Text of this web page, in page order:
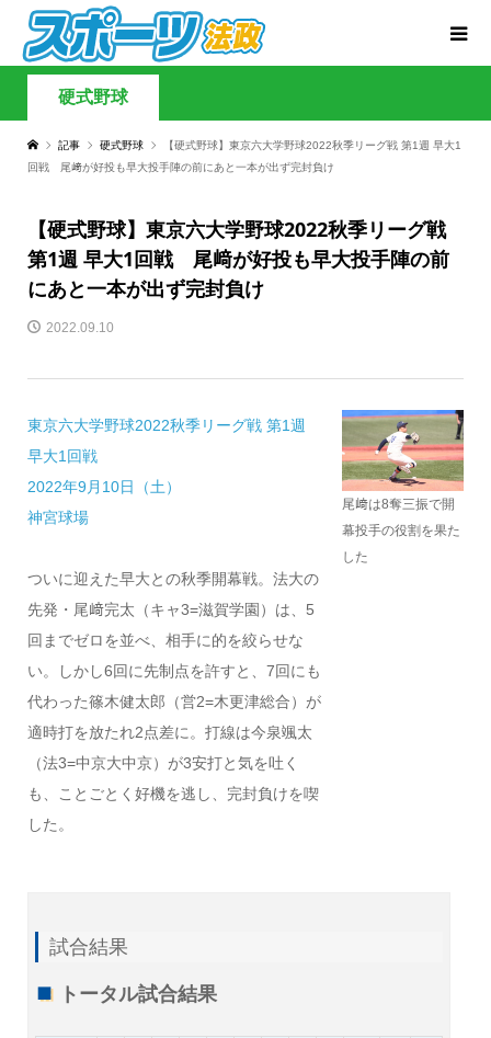
硬式野球
記事 硬式野球
【硬式野球】東京六大学野球2022秋季リーグ戦 第1週 早大1
回戦 尾﨑が好投も早大投手陣の前にあと一本が出ず完封負け
【硬式野球】東京六大学野球2022秋季リーグ戦
第1週 早大1回戦 尾﨑が好投も早大投手陣の前
にあと一本が出ず完封負け
2022.09.10
東京六大学野球2022秋季リーグ戦 第1週
早大1回戦
2022年9月10日（土）
神宮球場
ついに迎えた早大との秋季開幕戦。法大の
先発・尾﨑完太（キャ3=滋賀学園）は、5
回までゼロを並べ、相手に的を絞らせな
い。しかし6回に先制点を許すと、7回にも
代わった篠木健太郎（営2=木更津総合）が
適時打を放たれ2点差に。打線は今泉颯太
（法3=中京大中京）が3安打と気を吐く
も、ことごとく好機を逃し、完封負けを喫
した。
尾﨑は8奪三振で開
幕投手の役割を果た
した
試合結果
トータル試合結果